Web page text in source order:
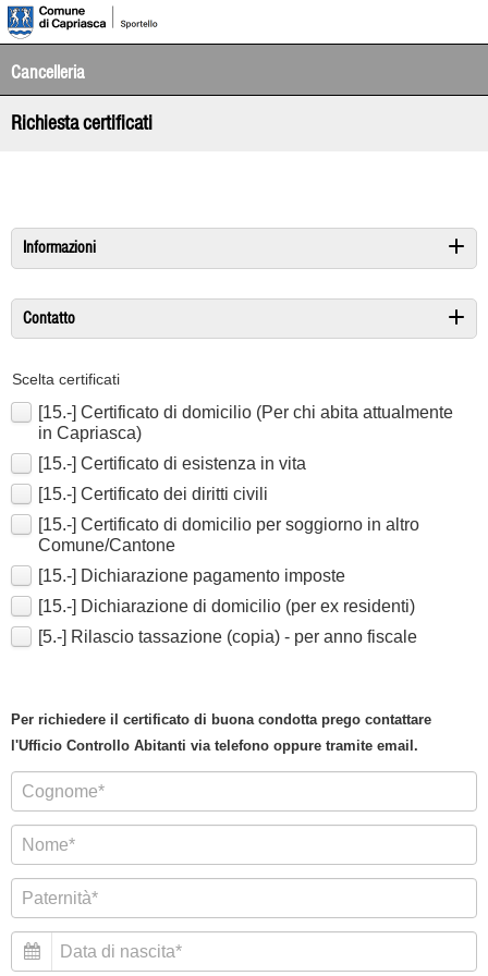
Cancelleria
Richiesta certificati
Informazioni
Contatto
Scelta certificati
[15.-] Certificato di domicilio (Per chi abita attualmente
in Capriasca)
[15.-] Certificato di esistenza in vita
[15.-] Certificato dei diritti civili
[15.-] Certificato di domicilio per soggiorno in altro
Comune/Cantone
[15.-] Dichiarazione pagamento imposte
[15.-] Dichiarazione di domicilio (per ex residenti)
[5.-] Rilascio tassazione (copia) - per anno fiscale
Per richiedere il certificato di buona condotta prego contattare
l'Ufficio Controllo Abitanti via telefono oppure tramite email.